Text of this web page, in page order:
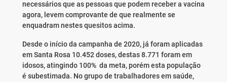
necessários que as pessoas que podem receber a vacina
agora, levem comprovante de que realmente se
enquadram nestes quesitos acima.
Desde o início da campanha de 2020, já foram aplicadas
em Santa Rosa 10.452 doses, destas 8.771 foram em
idosos, atingindo 100% da meta, porém esta população
é subestimada. No grupo de trabalhadores em saúde,